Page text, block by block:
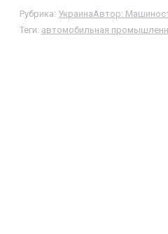
Рубрика: УкраинаАвтор:
Теги: автомобильная